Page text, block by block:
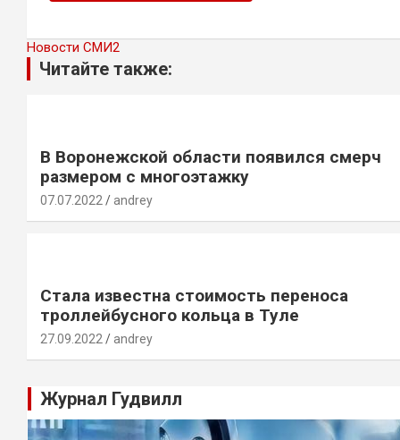
Новости СМИ2
Читайте также:
В Воронежской области появился смерч
размером с многоэтажку
07.07.2022 andrey
Стала известна стоимость переноса
троллейбусного кольца в Туле
27.09.2022 andrey
Журнал Гудвилл